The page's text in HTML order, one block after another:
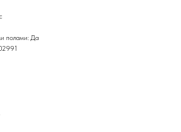
полами: Да